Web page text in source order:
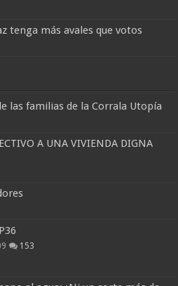
tenga más avales que votos
las familias de la Corrala Utopía
A UNA VIVIENDA DIGNA
153